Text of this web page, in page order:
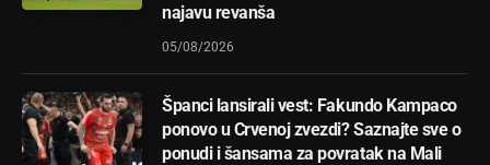
najavu revanša
05/08/2026
Španci lansirali vest: Fakundo Kampaco
ponovo u Crvenoj zvezdi? Saznajte sve o
ponudi i šansama za povratak na Mali